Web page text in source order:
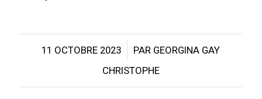
11 OCTOBRE 2023
/ PAR GEORGINA GAY
CHRISTOPHE